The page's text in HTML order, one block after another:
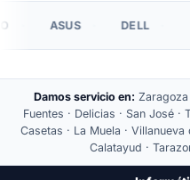
ASUS DELL
Damos servicio en: Zaragoza
Fuentes · Delicias · San José ·
Casetas · La Muela ·
Calatayud ·